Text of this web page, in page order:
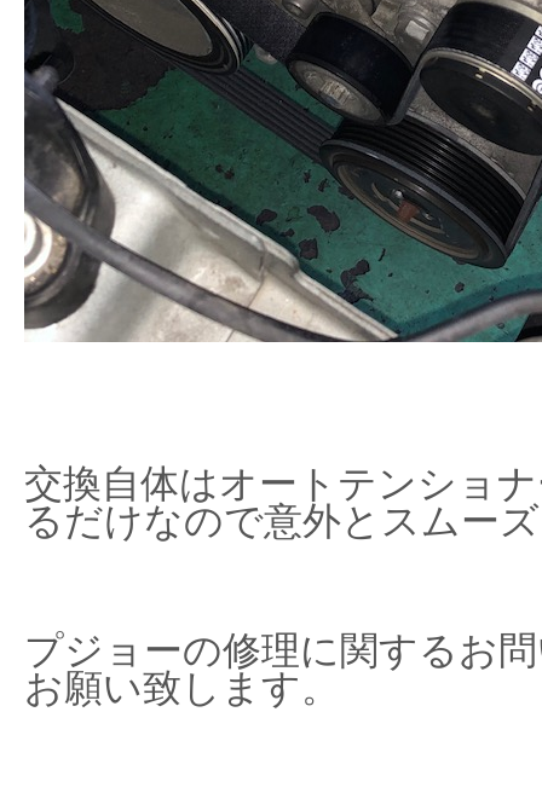
交換自体はオートテンショ
るだけなので意外とスムー
プジョーの修理に関するお
お願い致します。